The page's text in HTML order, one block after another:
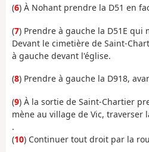
(6) À Nohant prendre la D51 en
(7) Prendre à gauche la D51E qui
Devant le cimetière de Saint-
à gauche devant l'église.
(8) Prendre à gauche la D918,
(9) À la sortie de Saint-Chartier
mène au village de Vic, traverser
.
(10) Continuer tout droit par la